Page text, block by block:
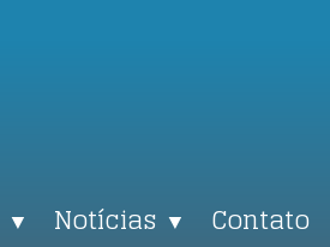
▼ Notícias ▼ Contato